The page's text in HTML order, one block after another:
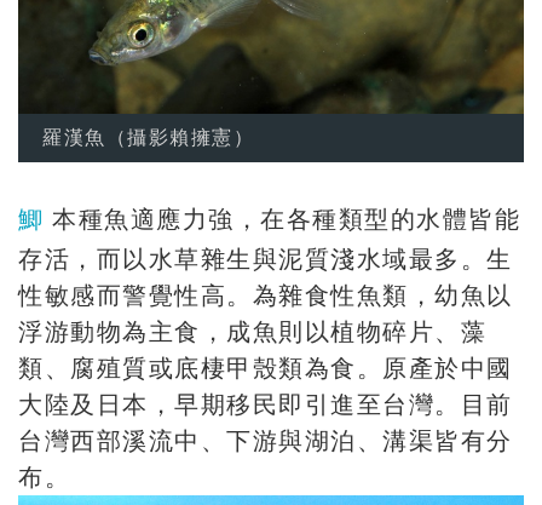
羅漢魚（攝影賴擁憲）
鯽 本種魚適應力強，在各種類型的水體皆能
存活，而以水草雜生與泥質淺水域最多。生
性敏感而警覺性高。為雜食性魚類，幼魚以
浮游動物為主食，成魚則以植物碎片、藻
類、腐殖質或底棲甲殼類為食。原產於中國
大陸及日本，早期移民即引進至台灣。目前
台灣西部溪流中、下游與湖泊、溝渠皆有分
布。